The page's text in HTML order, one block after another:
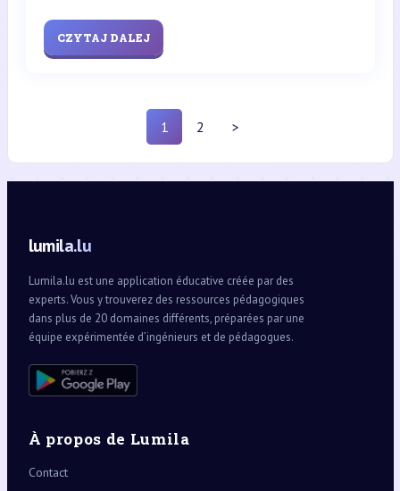
CZYTAJ DALEJ
1 2 >
lumila.lu
Lumila.lu est une application éducative créée par des
experts. Vous y trouverez des ressources pédagogiques
dans plus de 20 domaines différents, préparées par une
équipe expérimentée d’ingénieurs et de pédagogues.
À propos de Lumila
Contact